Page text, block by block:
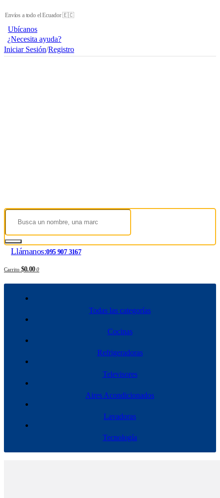
Envíos a todo el Ecuador 🇪🇨
Ubícanos
¿Necesita ayuda?
Iniciar Sesión/Registro
Llámanos:095 907 3167
Carrito $0.00 0
Todas las categorías
Cocinas
Refrigeradoras
Televisores
Aires Acondicionados
Lavadoras
Tecnología